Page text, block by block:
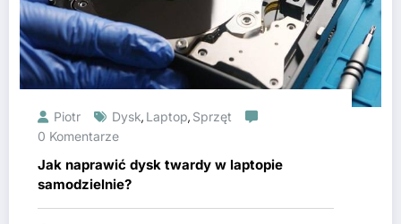
Piotr Dysk, Laptop, Sprzęt
0 Komentarze
Jak naprawić dysk twardy w laptopie
samodzielnie?